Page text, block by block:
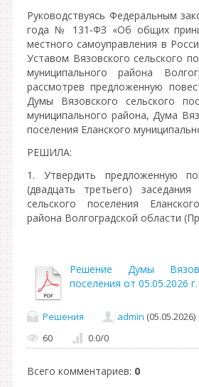
Руководствуясь Федеральным
года № 131-ФЗ «Об общих
местного самоуправления в
Уставом Вязовского сельского
муниципального района
рассмотрев предложенную
Думы Вязовского сельского
муниципального района, Дума
поселения Еланского
РЕШИЛА:
1. Утвердить предложенную
(двадцать третьего)
сельского поселения
района Волгоградской области
Решение Думы
поселения от 05.05.2026
Решения admin (05.05.2026)
60
0.0/0
Всего комментариев: 0